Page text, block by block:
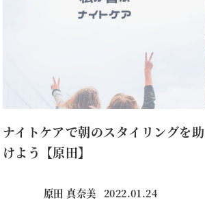
ナイトケアで朝のスタイリングを助
けよう【原田】
原田 真奈美 投稿日
2022.01.24